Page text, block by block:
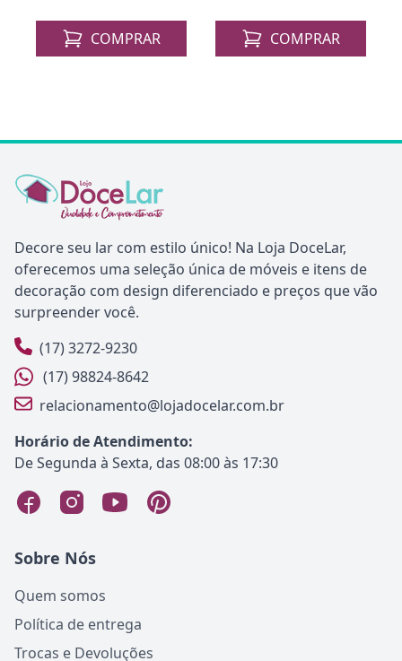
COMPRAR COMPRAR
Decore seu lar com estilo único! Na Loja DoceLar,
oferecemos uma seleção única de móveis e itens de
decoração com design diferenciado e preços que vão
surpreender você.
(17) 3272-9230
(17) 98824-8642
relacionamento@lojadocelar.com.br
Horário de Atendimento:
De Segunda à Sexta, das 08:00 às 17:30
Sobre Nós
Quem somos
Política de entrega
Trocas e Devoluções